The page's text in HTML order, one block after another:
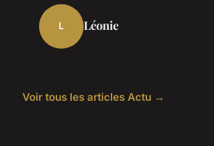
L Léonie
Voir tous les articles Actu →